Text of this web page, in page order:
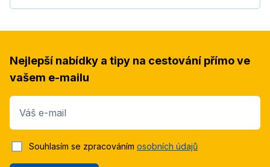
Nejlepší nabídky a tipy na cestování přímo ve
vašem e-mailu
Váš e-mail
Souhlasím se zpracováním osobních údajů